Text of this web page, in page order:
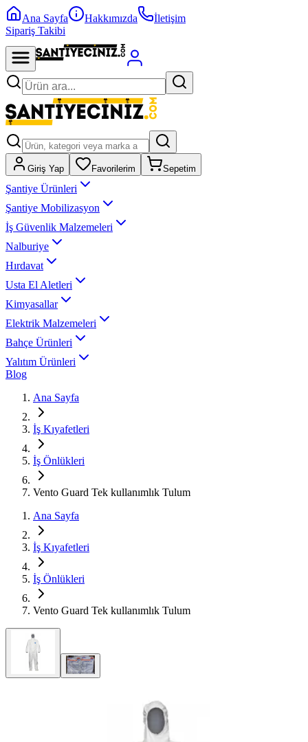
Ana Sayfa Hakkımızda
İletişim
Sipariş Takibi
Giriş Yap Favorilerim Sepetim
Şantiye Ürünleri
Şantiye Mobilizasyon
İş Güvenlik Malzemeleri
Nalburiye
Hırdavat
Usta El Aletleri
Kimyasallar
Elektrik Malzemeleri
Bahçe Ürünleri
Yalıtım Ürünleri
Blog
Ana Sayfa
İş Kıyafetleri
İş Önlükleri
Vento Guard Tek kullanımlık Tulum
Ana Sayfa
İş Kıyafetleri
İş Önlükleri
Vento Guard Tek kullanımlık Tulum